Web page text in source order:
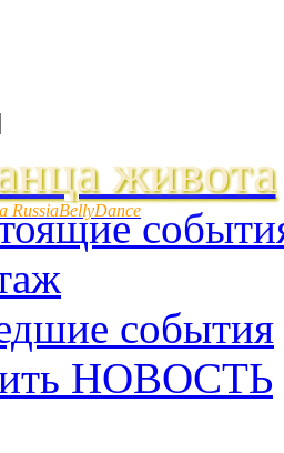
живота
RussiaBellyDance
события
НОВОСТЬ